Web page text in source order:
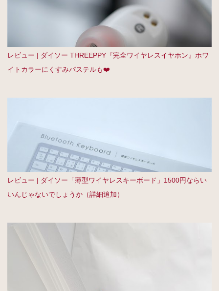
レビュー | ダイソー THREEPPY『完全ワイヤレスイヤホン』ホワ
イトカラーにくすみパステルも❤️
レビュー | ダイソー「薄型ワイヤレスキーボード」1500円ならい
いんじゃないでしょうか（詳細追加）